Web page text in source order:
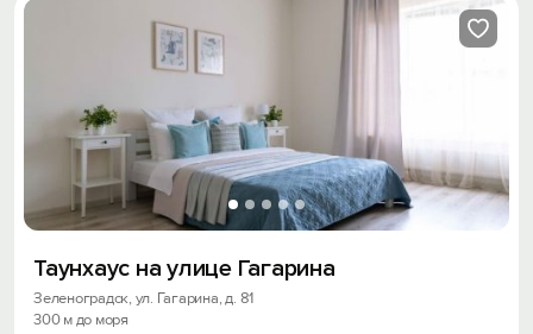
Таунхаус на улице Гагарина
Зеленоградск, ул. Гагарина, д. 81
300 м до моря